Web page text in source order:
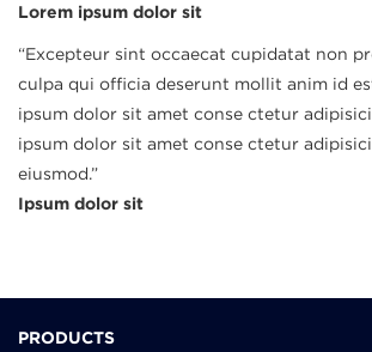
Lorem ipsum dolor sit
“ Excepteur sint occaecat cupidatat non
culpa qui officia deserunt mollit anim id
ipsum dolor sit amet conse ctetur
ipsum dolor sit amet conse ctetur
eiusmod.”
Ipsum dolor sit
PRODUCTS